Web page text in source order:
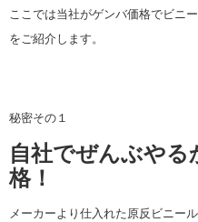
ここでは当社がゲンバ価格でビニ
をご紹介します。
秘密その１
自社でぜんぶやる
格！
メーカーより仕入れた原反ビニー